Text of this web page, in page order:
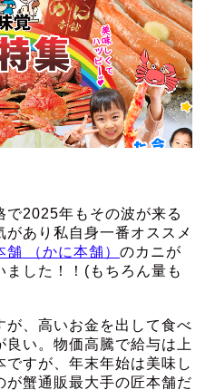
で2025年もその波が来る
あり私自身一番オススメ
舗 （かに本舗） のカニが
ました！！(もちろん量も
が、高いお金を出して食べ
良い。物価高騰で給与は上
すが、年末年始は美味し
が蟹通販最大手の匠本舗だ